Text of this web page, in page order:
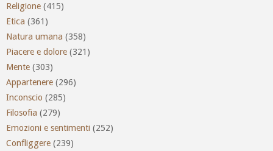
Religione (415)
Etica (361)
Natura umana (358)
Piacere e dolore (321)
Mente (303)
Appartenere (296)
Inconscio (285)
Filosofia (279)
Emozioni e sentimenti (252)
Confliggere (239)